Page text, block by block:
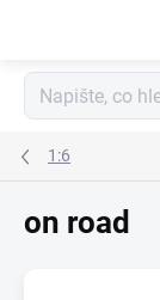
1:6
on road